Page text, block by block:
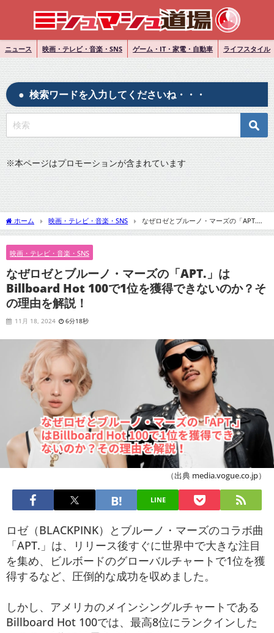
ニュース 映画・テレビ・音楽・SNS ゲーム・IT・家電・自動車 ライフスタイル
検索ワードを入力してくださいね・・・
※本ページはプロモーションが含まれています
ホーム 映画・テレビ・音楽・SNS
なぜロゼとブルーノ・マーズの「APT.」
はBillboard Hot 100で1位を獲得できないのか？その理由を解説！
映画・テレビ・音楽・SNS
なぜロゼとブルーノ・マーズの「APT.」は
Billboard Hot 100で1位を獲得できないのか？そ
の理由を解説！
11月 18, 2024 6分18秒
（出典 media.vogue.co.jp）
LINE
ロゼ（BLACKPINK）とブルーノ・マーズのコラボ曲
「APT.」は、リリース後すぐに世界中で大きな注目
を集め、ビルボードのグローバルチャートで1位を獲
得するなど、圧倒的な成功を収めました。
しかし、アメリカのメインシングルチャートである
Billboard Hot 100では、最高8位にランクインした